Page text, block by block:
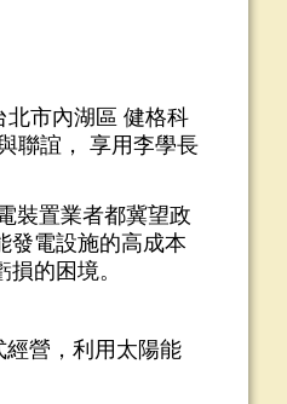
北市內湖區 健格科
聯誼， 享用李學長
裝置業者都冀望政
發電設施的高成本
的困境。
經營，利用太陽能